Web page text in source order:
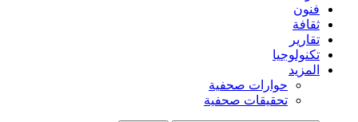
فنون
ثقافة
تقارير
تكنولوجيا
المزيد
حوارات صحفية
تحقيقات صحفية